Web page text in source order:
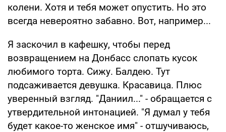
колени. Хотя и тебя может опустить. Но это
всегда невероятно забавно. Вот, например...
Я заскочил в кафешку, чтобы перед
возвращением на Донбасс слопать кусок
любимого торта. Сижу. Балдею. Тут
подсаживается девушка. Красавица. Плюс
уверенный взгляд. "Даниил..." - обращается с
утвердительной интонацией. "Я думал у тебя
будет какое-то женское имя" - отшучиваюсь,